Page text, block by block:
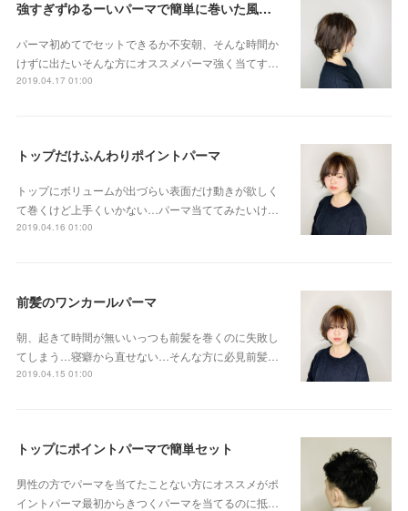
強すぎずゆるーいパーマで簡単に巻いた風セット
パーマ初めてでセットできるか不安朝、そんな時間か
けずに出たいそんな方にオススメパーマ強く当てす…
2019.04.17 01:00
トップだけふんわりポイントパーマ
トップにボリュームが出づらい表面だけ動きが欲しく
て巻くけど上手くいかない…パーマ当ててみたいけ…
2019.04.16 01:00
前髪のワンカールパーマ
朝、起きて時間が無いいっつも前髪を巻くのに失敗し
てしまう…寝癖から直せない…そんな方に必見前髪…
2019.04.15 01:00
トップにポイントパーマで簡単セット
男性の方でパーマを当てたことない方にオススメがポ
イントパーマ最初からきつくパーマを当てるのに抵…